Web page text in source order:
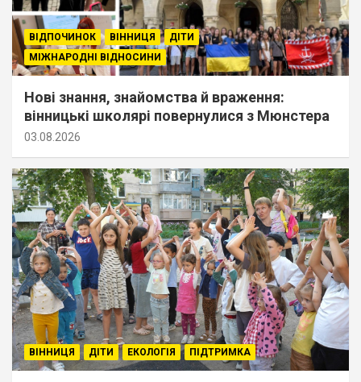
ВІДПОЧИНОК ВІННИЦЯ
ДІТИ
МІЖНАРОДНІ ВІДНОСИНИ
Нові знання, знайомства й враження:
вінницькі школярі повернулися з Мюнстера
03.08.2026
ВІННИЦЯ ДІТИ ЕКОЛОГІЯ ПІДТРИМКА